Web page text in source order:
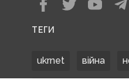
ТЕГИ
ukrnet війна